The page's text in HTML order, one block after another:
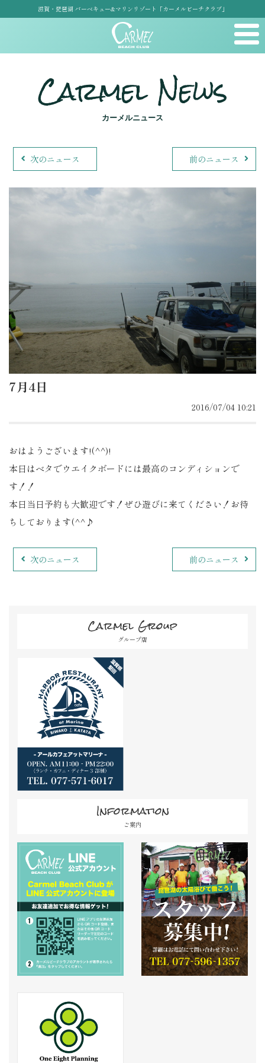
滋賀・琵琶湖 バーベキュー&マリンリゾート「カーメルビーチクラブ」
Carmel News
カーメルニュース
次のニュース 前のニュース
7月4日
2016/07/04 10:21
おはようございます!(^^)!
本日はベタでウエイクボードには最高のコンディションで
す！！
本日当日予約も大歓迎です！ぜひ遊びに来てください！お待
ちしております(^^♪
次のニュース 前のニュース
Carmel Group
グループ店
Information
ご案内